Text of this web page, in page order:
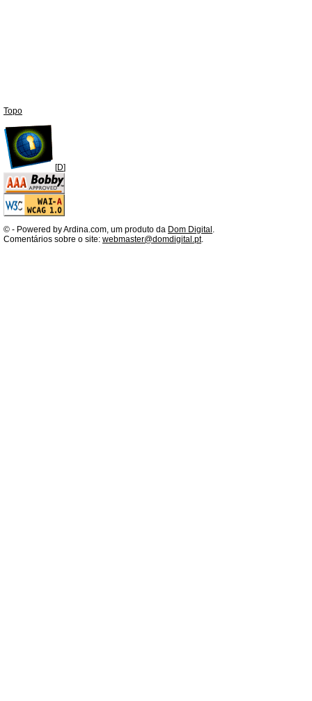
Topo
[D]
© - Powered by Ardina.com, um produto da Dom Digital .
Comentários sobre o site: webmaster@domdigital.pt.